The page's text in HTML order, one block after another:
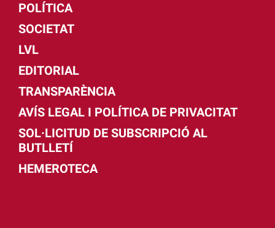
POLÍTICA
SOCIETAT
LVL
EDITORIAL
TRANSPARÈNCIA
AVÍS LEGAL I POLÍTICA DE PRIVACITAT
SOL·LICITUD DE SUBSCRIPCIÓ AL
BUTLLETÍ
HEMEROTECA